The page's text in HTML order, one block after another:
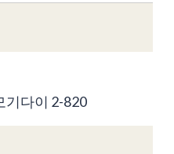
기다이 2-820